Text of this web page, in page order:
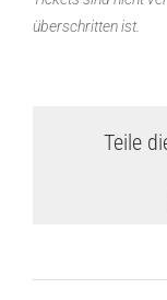
überschritten ist.
Teile